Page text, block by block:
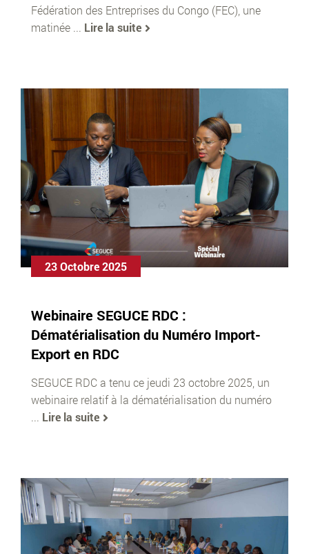
Fédération des Entreprises du Congo (FEC), une
matinée ... Lire la suite
23 Octobre 2025
Webinaire SEGUCE RDC :
Dématérialisation du Numéro Import-
Export en RDC
SEGUCE RDC a tenu ce jeudi 23 octobre 2025, un
webinaire relatif à la dématérialisation du numéro
... Lire la suite